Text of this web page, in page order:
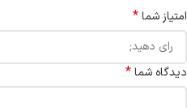
امتیاز شما*
دیدگاه شما*